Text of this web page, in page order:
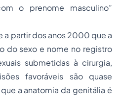
o prenome masculino”
a partir dos anos 2000 que a
do sexo e nome no registro
submetidas à cirurgia,
favoráveis são quase
a anatomia da genitália é